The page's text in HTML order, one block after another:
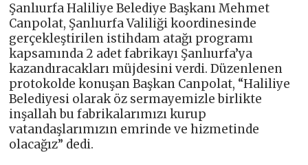
Şanlıurfa Haliliye Belediye Başkanı Mehmet
Canpolat, Şanlıurfa Valiliği koordinesinde
gerçekleştirilen istihdam atağı programı
kapsamında 2 adet fabrikayı Şanlıurfa’ya
kazandıracakları müjdesini verdi. Düzenlenen
protokolde konuşan Başkan Canpolat, “Haliliye
Belediyesi olarak öz sermayemizle birlikte
inşallah bu fabrikalarımızı kurup
vatandaşlarımızın emrinde ve hizmetinde
olacağız” dedi.